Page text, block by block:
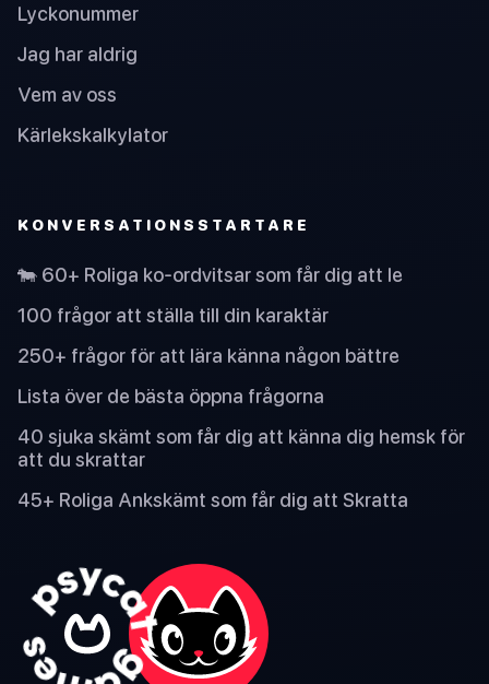
Lyckonummer
Jag har aldrig
Vem av oss
Kärlekskalkylator
KONVERSATIONSSTARTARE
🐄 60+ Roliga ko-ordvitsar som får dig att le
100 frågor att ställa till din karaktär
250+ frågor för att lära känna någon bättre
Lista över de bästa öppna frågorna
40 sjuka skämt som får dig att känna dig hemsk för
att du skrattar
45+ Roliga Ankskämt som får dig att Skratta